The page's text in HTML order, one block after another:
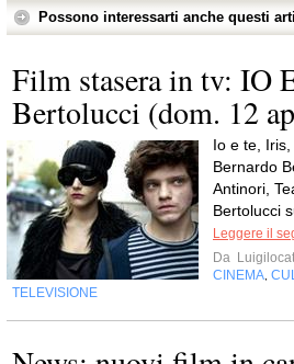
Possono interessarti anche questi
Film stasera in tv: IO
Bertolucci (dom. 12
Io e te,
Bernardo
Antinori,
Bertolucci
Leggere il
Da
CINEMA
TELEVISIONE